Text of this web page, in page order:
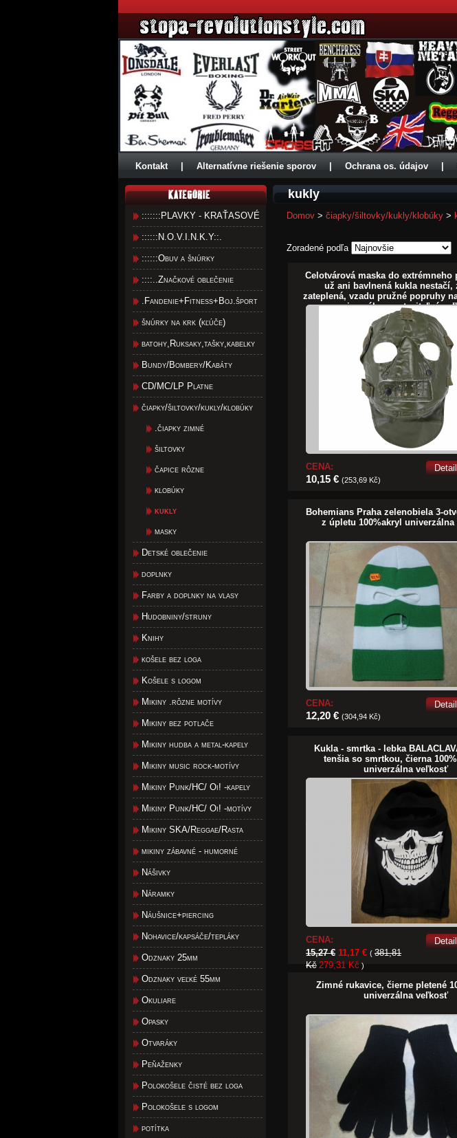
Kontakt Alternatívne riešenie sporov Ochrana os. údajov
:::::::PLAVKY - KRAŤASOVÉ
::::::N.O.V.I.N.K.Y::.
::::::Obuv a šnúrky
::::..Značkové oblečenie
.Fandenie+Fitness+Boj.šport
šnúrky na krk (kľúče)
batohy,Ruksaky,tašky,kabelky
Bundy/Bombery/Kabáty
CD/MC/LP Platne
čiapky/šiltovky/kukly/klobúky
.čiapky zimné
šiltovky
čapice rôzne
klobúky
kukly
masky
Detské oblečenie
doplnky
Farby a doplnky na vlasy
Hudobniny/struny
Knihy
košele bez loga
Košele s logom
Mikiny .rôzne motívy
Mikiny bez potlače
Mikiny hudba a metal-kapely
Mikiny music rock-motívy
Mikiny Punk/HC/ Oi! -kapely
Mikiny Punk/HC/ Oi! -motívy
Mikiny SKA/Reggae/Rasta
mikiny zábavné - humorné
Nášivky
Náramky
Náušnice+piercing
Nohavice/kapsáče/tepláky
Odznaky 25mm
Odznaky veľké 55mm
Okuliare
Opasky
Otvaráky
Peňaženky
Polokošele čisté bez loga
Polokošele s logom
potítka
kukly
Domov > čiapky/šiltovky/kukly/klobúky >
Zoradené podľa
Celotvárová maska do extrémneho
už ani bavlnená kukla nestačí,
zateplená, vzadu pružné popruhy
univerzálna nastaviteľná
CENA:
10,15 € (253,69 Kč)
Bohemians Praha zelenobiela 3-
z úpletu 100%akryl
CENA:
12,20 € (304,94 Kč)
Kukla - smrtka - lebka
tenšia so smrtkou, čierna
univerzálna veľkosť
CENA:
15,27 € 11,17 € ( 381,81
Kč 279,31 Kč )
Zimné rukavice, čierne pletené
univerzálna veľkosť